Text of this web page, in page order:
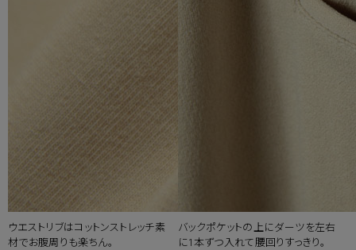
ウエストリブはコットンストレッチ素
材でお腹周りも楽ちん。
バックポケットの上にダーツを左右
に1本ずつ入れて腰回りすっきり。